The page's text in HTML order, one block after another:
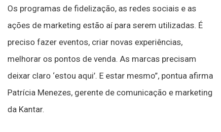
Os programas de fidelização, as redes sociais e as
ações de marketing estão aí para serem utilizadas. É
preciso fazer eventos, criar novas experiências,
melhorar os pontos de venda. As marcas precisam
deixar claro ‘estou aqui’. E estar mesmo”, pontua afirma
Patrícia Menezes, gerente de comunicação e marketing
da Kantar.